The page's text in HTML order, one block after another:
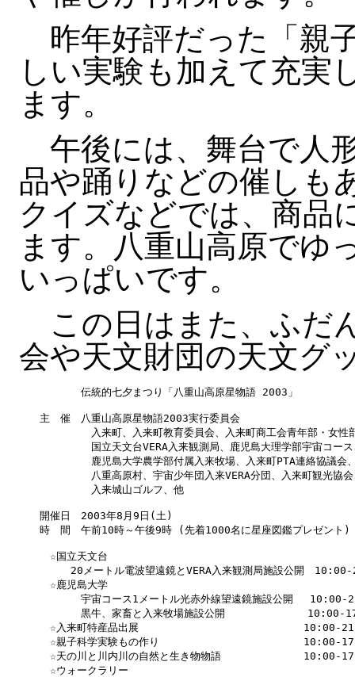
昨年好評だった「親
しい実験も加えて充実
ます。
午後には、舞台で人
品や踊りなどの催しも
クイズなどでは、商品
ます。八重山高原でゆ
いっぱいです。
この日はまた、ふだ
会や天文財団の天文グ
伝統的七夕まつり「八重山高原星物語 2003」
主　催　八重山高原星物語2003実行委員会
入来町、入来町教育委員会、入来町商工会青年部・女性
国立天文台VERA入来観測局、鹿児島大理学部宇宙コース
鹿児島大学農学部付属入来牧場、入来町PTA連絡協議会
八重高原村、宇宙少年団入来VERA分団、入来町観光協会
入来城山ゴルフ、他
開催日　2003年8月9日(土)
時　間　午前10時～午後9時 (先着1000名に星座図鑑プレゼント)
☆国立天文台
20メートル電波望遠鏡とVERA入来観測局施設公開　
☆鹿児島大学
宇宙コース1メートル光赤外線望遠鏡施設公開　
黒牛、家畜と入来牧場施設公開　　　　　　　　10:00-
☆入来町特産品出展　　　　　　　　　　　　　　　　10:00-
☆親子科学実験もの作り　　　　　　　　　　　　　　10:00-
☆天の川と川内川の自然と生き物物語　　　　　　　　10:00-
☆ウォークラリー